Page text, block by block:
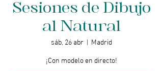
Sesiones de Dibujo
al Natural
sáb, 26 abr
  |
Madrid
¡Con modelo en directo!